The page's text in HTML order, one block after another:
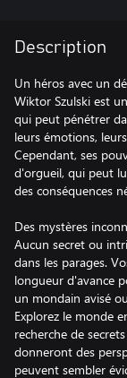
Description
Un héros avec un
Wiktor Szulski est
qui peut pénétrer
leurs émotions,
Cependant, ses
d'orgueil, qui peut
des conséquences
Des mystères
Aucun secret ou
dans les parages.
longueur d'avance
un mondain avisé
Explorez le monde
recherche de
donneront des
peuvent sembler